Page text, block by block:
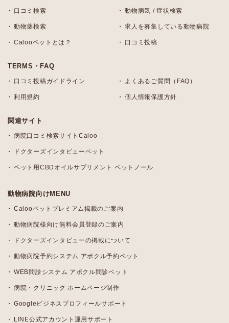
口コミ検索 動物病気 / 症状検索
動物薬検索 求人を募集している動物病院
Calooペットとは？ 口コミ投稿
TERMS・FAQ
口コミ投稿ガイドライン よくあるご質問（FAQ）
利用規約 個人情報保護方針
関連サイト
病院口コミ検索サイトCaloo
ドクターズインタビューペット
ペット用CBDオイルサプリメント ペットノール
動物病院向けMENU
Calooペットプレミアム掲載のご案内
動物病院様向け無料会員登録のご案内
ドクターズインタビューの掲載について
動物病院予約システム アポクル予約ペット
WEB問診システム アポクル問診ペット
病院・クリニック ホームページ制作
Googleビジネスプロフィールサポート
LINE公式アカウント運用サポート